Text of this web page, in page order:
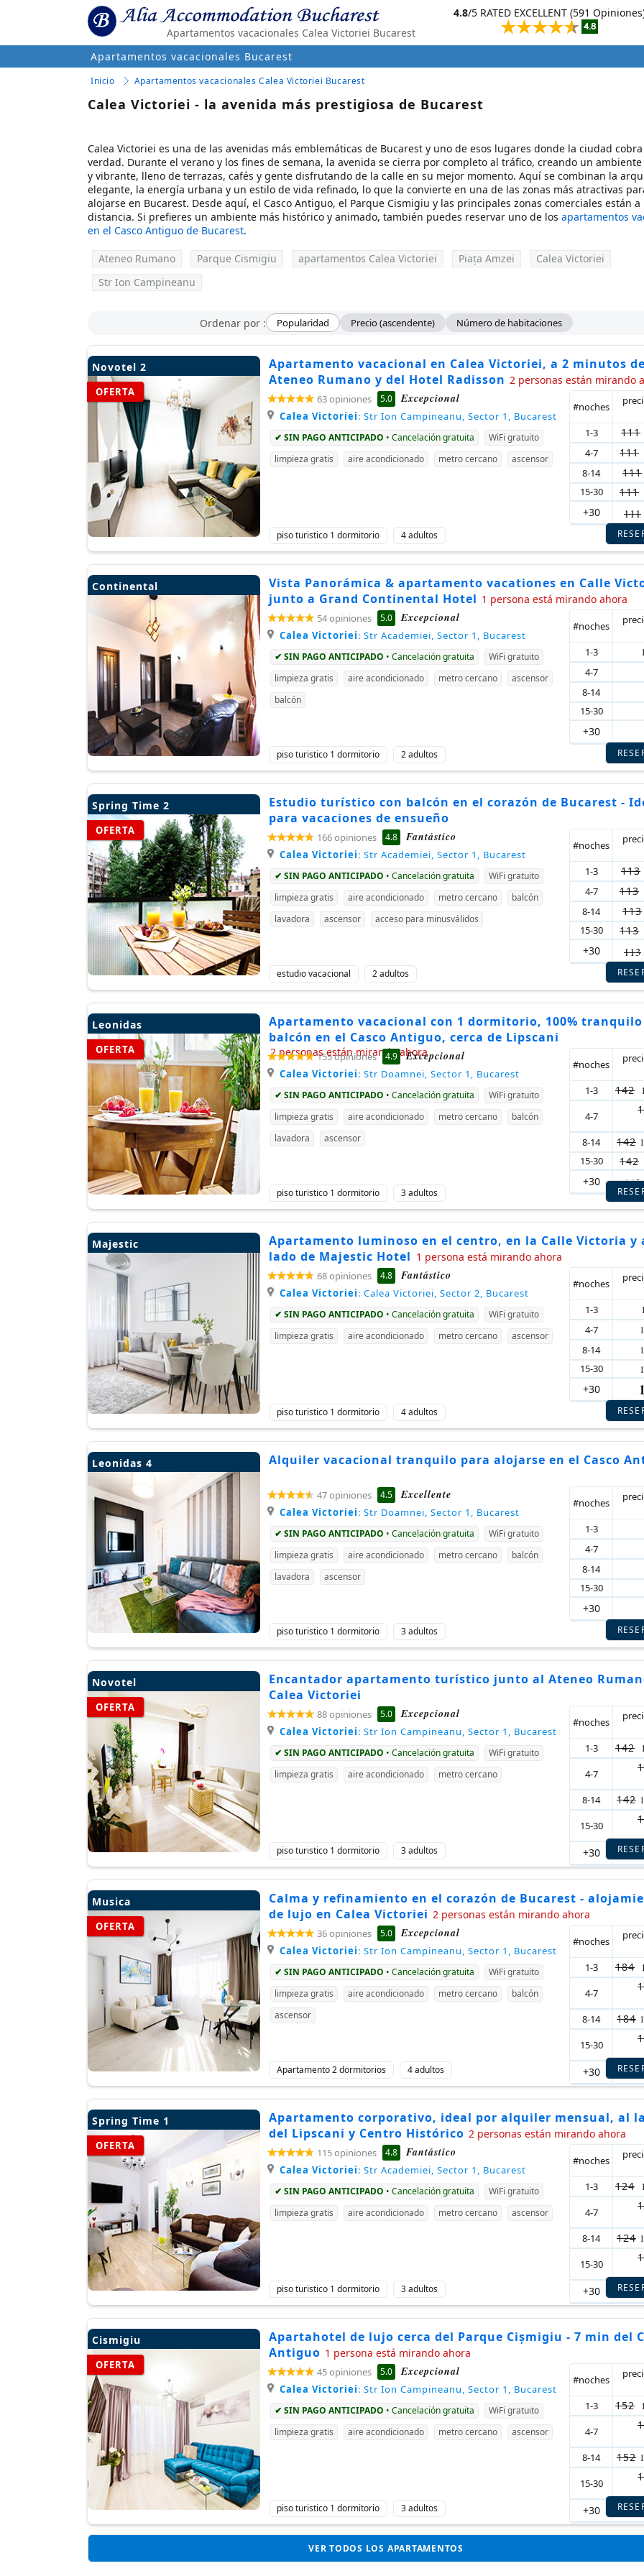
Apartamentos vacacionales Calea Victoriei Bucarest
4.8/5 RATED EXCELLENT (591
Apartamentos vacacionales Bucarest
Inicio Apartamentos vacacionales Calea Victoriei Bucarest
Calea Victoriei - la avenida más prestigiosa de Bucarest
Calea Victoriei es una de las avenidas más emblemáticas de Bucarest y uno de esos lugares donde la ciudad
verdad. Durante el verano y los fines de semana, la avenida se cierra por completo al tráfico, creando un
y vibrante, lleno de terrazas, cafés y gente disfrutando de la calle en su mejor momento. Aquí se combinan la
elegante, la energía urbana y un estilo de vida refinado, lo que la convierte en una de las zonas más atractivas
alojarse en Bucarest. Desde aquí, el Casco Antiguo, el Parque Cismigiu y las principales zonas comerciales están a
distancia. Si prefieres un ambiente más histórico y animado, también puedes reservar uno de los apartamentos
en el Casco Antiguo de Bucarest.
Ateneo Rumano Parque Cismigiu apartamentos Calea Victoriei Piața Amzei
Calea Victoriei
Str Ion Campineanu
Ordenar por : Popularidad Precio (ascendente) Número de habitaciones
Novotel 2
OFERTA
Apartamento vacacional en Calea Victoriei, a 2 minutos
Ateneo Rumano y del Hotel Radisson 2 personas están mirando
63 opiniones 5.0 Excepcional
Calea Victoriei: Str Ion Campineanu, Sector 1, Bucarest
✔ SIN PAGO ANTICIPADO • Cancelación gratuita
WiFi gratuito
limpieza gratis
aire acondicionado metro cercano ascensor
#noches
1-3 111
4-7 111
8-14 111
15-30 111
+30 111
piso turistico 1 dormitorio 4 adultos
Continental
Vista Panorámica & apartamento vacationes en Calle
junto a Grand Continental Hotel 1 persona está mirando ahora
54 opiniones 5.0 Excepcional
Calea Victoriei: Str Academiei, Sector 1, Bucarest
✔ SIN PAGO ANTICIPADO • Cancelación gratuita
WiFi gratuito
limpieza gratis
aire acondicionado metro cercano
ascensor
balcón
#noches
1-3
4-7
8-14
15-30
+30
piso turistico 1 dormitorio 2 adultos
Spring Time 2
OFERTA
Estudio turístico con balcón en el corazón de Bucarest -
para vacaciones de ensueño
166 opiniones 4.8 Fantástico
Calea Victoriei: Str Academiei, Sector 1, Bucarest
✔ SIN PAGO ANTICIPADO • Cancelación gratuita
WiFi gratuito
limpieza gratis
aire acondicionado metro cercano
balcón
lavadora
ascensor acceso para minusválidos
#noches
1-3 113
4-7 113
8-14 113
15-30 113
+30 113
estudio vacacional 2 adultos
Leonidas
OFERTA
Apartamento vacacional con 1 dormitorio, 100% tranquilo
balcón en el Casco Antiguo, cerca de Lipscani
2 personas están mirando ahora
155 opiniones 4.9 Excepcional
Calea Victoriei: Str Doamnei, Sector 1, Bucarest
✔ SIN PAGO ANTICIPADO • Cancelación gratuita
WiFi gratuito
limpieza gratis
aire acondicionado metro cercano
balcón
lavadora
ascensor
#noches
1-3 142
4-7
8-14 142
15-30 142
+30 142
piso turistico 1 dormitorio 3 adultos
Majestic
Apartamento luminoso en el centro, en la Calle Victoria y
lado de Majestic Hotel 1 persona está mirando ahora
68 opiniones 4.8 Fantástico
Calea Victoriei: Calea Victoriei, Sector 2, Bucarest
✔ SIN PAGO ANTICIPADO • Cancelación gratuita
WiFi gratuito
limpieza gratis
aire acondicionado metro cercano ascensor
#noches
1-3
4-7
8-14
15-30
+30
piso turistico 1 dormitorio 4 adultos
Leonidas 4 Alquiler vacacional tranquilo para alojarse en el Casco
47 opiniones 4.5 Excellente
Calea Victoriei: Str Doamnei, Sector 1, Bucarest
✔ SIN PAGO ANTICIPADO • Cancelación gratuita
WiFi gratuito
limpieza gratis
aire acondicionado metro cercano
balcón
lavadora
ascensor
#noches
1-3
4-7
8-14
15-30
+30
piso turistico 1 dormitorio 3 adultos
Novotel
OFERTA
Encantador apartamento turístico junto al Ateneo
Calea Victoriei
88 opiniones 5.0 Excepcional
Calea Victoriei: Str Ion Campineanu, Sector 1, Bucarest
✔ SIN PAGO ANTICIPADO • Cancelación gratuita
WiFi gratuito
limpieza gratis
aire acondicionado metro cercano
#noches
1-3 142
4-7
8-14 142
15-30
+30 142
piso turistico 1 dormitorio 3 adultos
Musica
OFERTA
Calma y refinamiento en el corazón de Bucarest -
de lujo en Calea Victoriei 2 personas están mirando ahora
36 opiniones 5.0 Excepcional
Calea Victoriei: Str Ion Campineanu, Sector 1, Bucarest
✔ SIN PAGO ANTICIPADO • Cancelación gratuita
WiFi gratuito
limpieza gratis
aire acondicionado metro cercano
balcón
ascensor
#noches
1-3 184
4-7
8-14 184
15-30
+30 184
Apartamento 2 dormitorios 4 adultos
Spring Time 1
OFERTA
Apartamento corporativo, ideal por alquiler mensual, al
del Lipscani y Centro Histórico 2 personas están mirando ahora
115 opiniones 4.8 Fantástico
Calea Victoriei: Str Academiei, Sector 1, Bucarest
✔ SIN PAGO ANTICIPADO • Cancelación gratuita
WiFi gratuito
limpieza gratis
aire acondicionado metro cercano ascensor
#noches
1-3 124
4-7
8-14 124
15-30
+30 124
piso turistico 1 dormitorio 3 adultos
Cismigiu
OFERTA
Apartahotel de lujo cerca del Parque Cișmigiu - 7 min del
Antiguo 1 persona está mirando ahora
45 opiniones 5.0 Excepcional
Calea Victoriei: Str Ion Campineanu, Sector 1, Bucarest
✔ SIN PAGO ANTICIPADO • Cancelación gratuita
WiFi gratuito
limpieza gratis
aire acondicionado metro cercano ascensor
#noches
1-3 152
4-7
8-14 152
15-30
+30 152
piso turistico 1 dormitorio 3 adultos
VER TODOS LOS APARTAMENTOS